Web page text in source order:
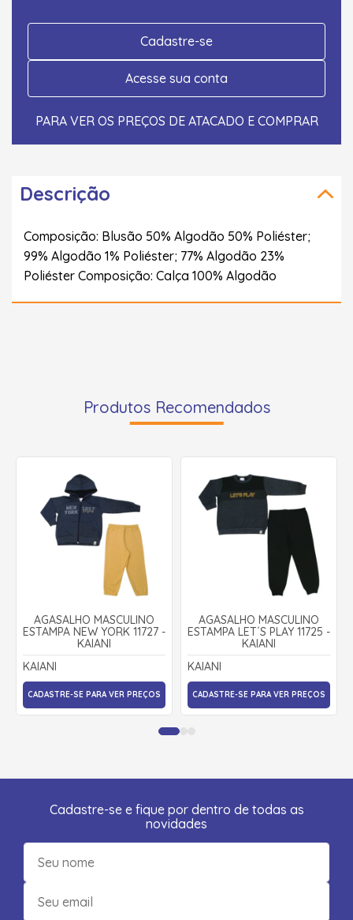
Cadastre-se
Acesse sua conta
PARA VER OS PREÇOS DE ATACADO E COMPRAR
Descrição
Composição: Blusão 50% Algodão 50% Poliéster;
99% Algodão 1% Poliéster; 77% Algodão 23%
Poliéster Composição: Calça 100% Algodão
Produtos Recomendados
AGASALHO MASCULINO
ESTAMPA NEW YORK 11727 -
KAIANI
KAIANI
CADASTRE-SE PARA VER PREÇOS
AGASALHO MASCULINO
ESTAMPA LET´S PLAY 11725 -
KAIANI
KAIANI
CADASTRE-SE PARA VER PREÇOS
Cadastre-se e fique por dentro de todas as
novidades